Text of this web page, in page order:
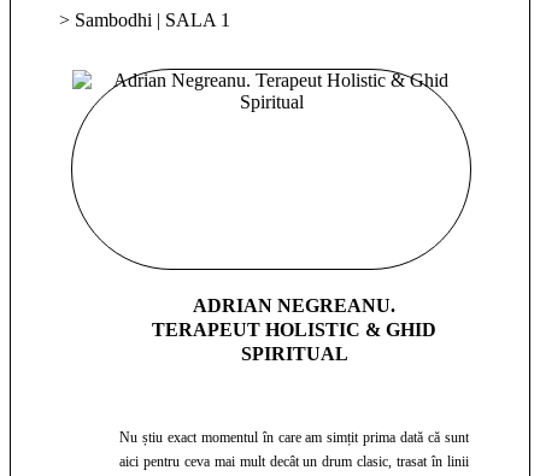
> Sambodhi | SALA 1
ADRIAN NEGREANU.
TERAPEUT HOLISTIC & GHID
SPIRITUAL
Nu știu exact momentul în care am simțit prima dată că sunt
aici pentru ceva mai mult decât un drum clasic, trasat în linii